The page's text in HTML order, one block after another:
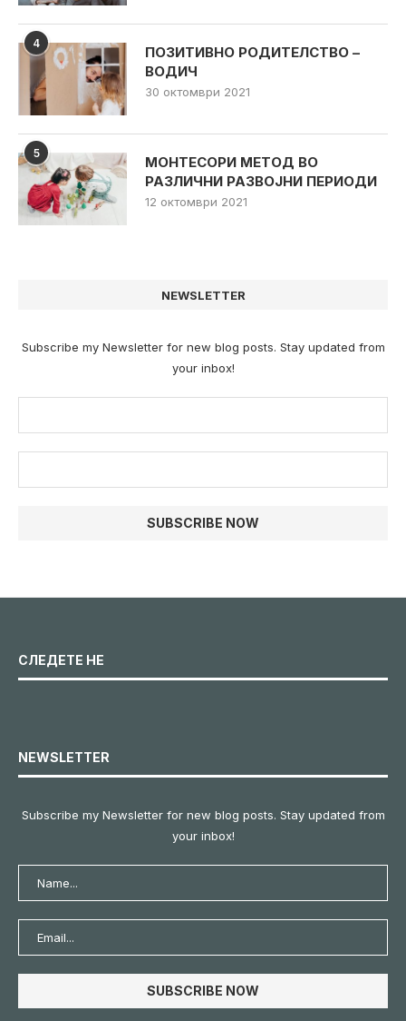
4
ПОЗИТИВНО РОДИТЕЛСТВО –
ВОДИЧ
30 октомври 2021
5
МОНТЕСОРИ МЕТОД ВО
РАЗЛИЧНИ РАЗВОЈНИ ПЕРИОДИ
12 октомври 2021
NEWSLETTER
Subscribe my Newsletter for new blog posts. Stay updated from
your inbox!
СЛЕДЕТЕ НЕ
NEWSLETTER
Subscribe my Newsletter for new blog posts. Stay updated from
your inbox!